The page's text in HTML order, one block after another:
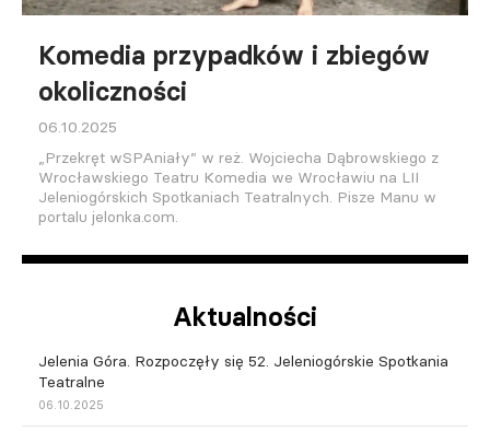
Komedia przypadków i zbiegów
okoliczności
06.10.2025
„Przekręt wSPAniały” w reż. Wojciecha Dąbrowskiego z
Wrocławskiego Teatru Komedia we Wrocławiu na LII
Jeleniogórskich Spotkaniach Teatralnych. Pisze Manu w
portalu jelonka.com.
Aktualności
Jelenia Góra. Rozpoczęły się 52. Jeleniogórskie Spotkania
Teatralne
06.10.2025